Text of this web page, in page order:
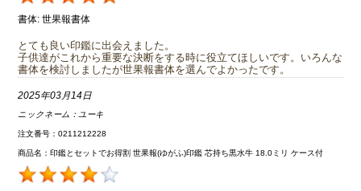
書体: 世果報書体
とても良い印鑑に出会えました。
子供達がこれから重要な決断をする時に役立てほしいです。いろんな
書体を検討しましたが世果報書体を選んでよかったです。
2025年03月14日
ニックネーム： ユーキ
注文番号：0211212228
商品名：印鑑とセットでお得割 世果報(ゆがふ)印鑑 芯持ち黒水牛 18.0ミリ ケース付